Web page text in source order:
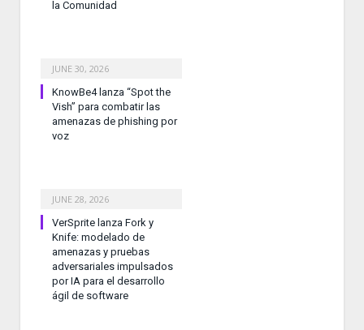
la Comunidad
JUNE 30, 2026
KnowBe4 lanza “Spot the
Vish” para combatir las
amenazas de phishing por
voz
JUNE 28, 2026
VerSprite lanza Fork y
Knife: modelado de
amenazas y pruebas
adversariales impulsados
por IA para el desarrollo
ágil de software